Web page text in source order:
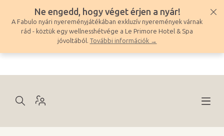
tartalomhoz
Ne engedd, hogy véget érjen a nyár!
A Fabulo nyári nyereményjátékában exkluzív nyeremények várnak
rád - köztük egy wellnesshétvége a Le Primore Hotel & Spa
jóvoltából. További információk →